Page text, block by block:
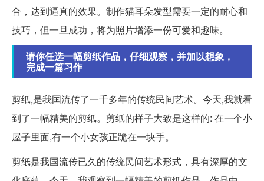
合，达到逼真的效果。制作猫耳朵发型需要一定的耐心和
技巧，但一旦成功，将为照片增添一份可爱和趣味。
请你任选一幅剪纸作品，仔细观察，并加以想象，
完成一篇习作
剪纸,是我国流传了一千多年的传统民间艺术。今天,我就看
到了一幅精美的剪纸。剪纸的样子大致是这样的: 在一个小
屋子里面,有一个小女孩正跪在一块手。
剪纸是我国流传已久的传统民间艺术形式，具有深厚的文